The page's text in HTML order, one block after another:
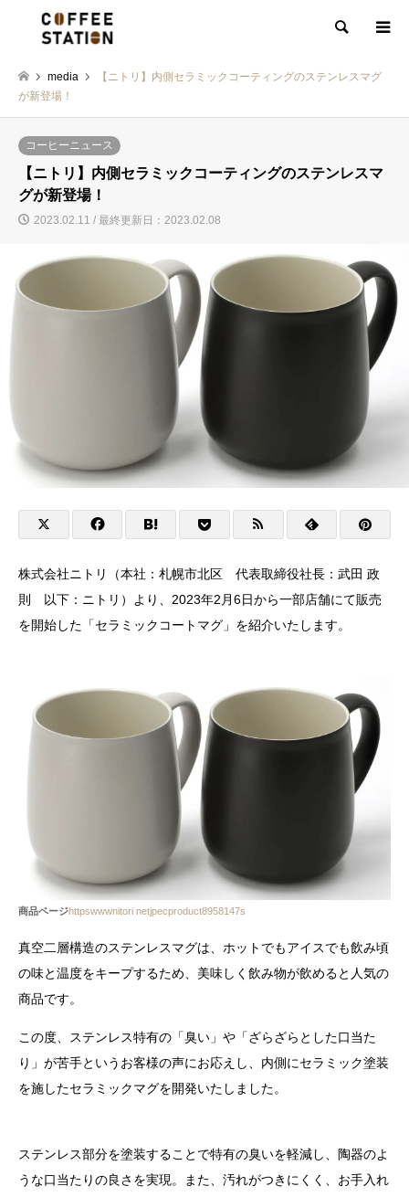
検索
media
【ニトリ】内側セラミックコーティングのステンレスマグ
が新登場！
コーヒーニュース
【ニトリ】内側セラミックコーティングのステンレスマ
グが新登場！
2023.02.11 / 最終更新日：2023.02.08
株式会社ニトリ（本社：札幌市北区 代表取締役社長：武田 政
則 以下：ニトリ）より、2023年2月6日から一部店舗にて販売
を開始した「セラミックコートマグ」を紹介いたします。
商品ページhttpswwwnitori netjpecproduct8958147s
真空二層構造のステンレスマグは、ホットでもアイスでも飲み頃
の味と温度をキープするため、美味しく飲み物が飲めると人気の
商品です。
この度、ステンレス特有の「臭い」や「ざらざらとした口当た
り」が苦手というお客様の声にお応えし、内側にセラミック塗装
を施したセラミックマグを開発いたしました。
ステンレス部分を塗装することで特有の臭いを軽減し、陶器のよ
うな口当たりの良さを実現。また、汚れがつきにくく、お手入れ